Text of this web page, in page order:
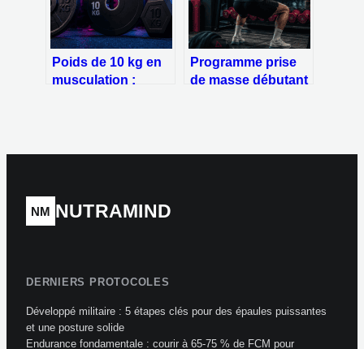
Poids de 10 kg en
musculation :
Programme prise
de masse débutant
muscle
NM NUTRAMIND
DERNIERS PROTOCOLES
Développé militaire : 5 étapes clés pour des épaules puissantes
et une posture solide
Endurance fondamentale : courir à 65-75 % de FCM pour